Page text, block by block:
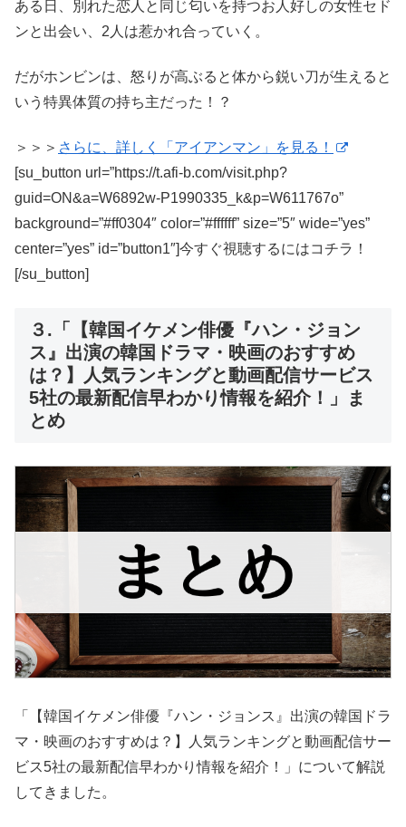
ある日、別れた恋人と同じ匂いを持つお人好しの女性セド
ンと出会い、2人は惹かれ合っていく。
だがホンビンは、怒りが高ぶると体から鋭い刀が生えると
いう特異体質の持ち主だった！？
＞＞＞ さらに、詳しく「アイアンマン」を見る！
[su_button url=”https://t.afi-b.com/visit.php?
guid=ON&a=W6892w-P1990335_k&p=W611767o”
background=”#ff0304″ color=”#ffffff” size=”5″ wide=”yes”
center=”yes” id=”button1″]今すぐ視聴するにはコチラ！
[/su_button]
３.「【韓国イケメン俳優『ハン・ジョン
ス』出演の韓国ドラマ・映画のおすすめ
は？】人気ランキングと動画配信サービス
5社の最新配信早わかり情報を紹介！」ま
とめ
「【韓国イケメン俳優『ハン・ジョンス』出演の韓国ドラ
マ・映画のおすすめは？】人気ランキングと動画配信サー
ビス5社の最新配信早わかり情報を紹介！」について解説
してきました。